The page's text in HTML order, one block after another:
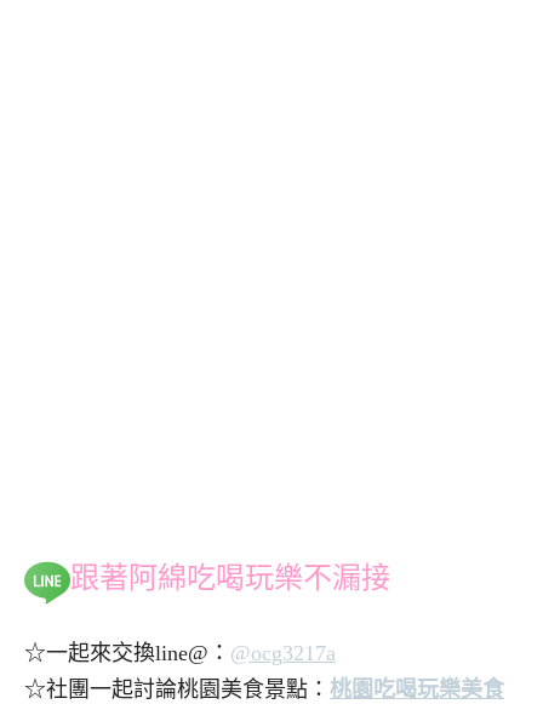
跟著阿綿吃喝玩樂不漏接
☆一起來交換line@： @ocg3217a
☆社團一起討論桃園美食景點： 桃園吃喝玩樂美食